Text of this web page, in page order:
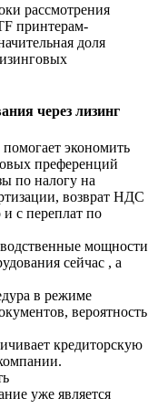
рассмотрения
принтерам-
доля
через лизинг
экономить
преференций
по налогу на
возврат НДС
и с переплат по
мощности
сейчас , а
в режиме
вероятность
кредиторскую
уже является